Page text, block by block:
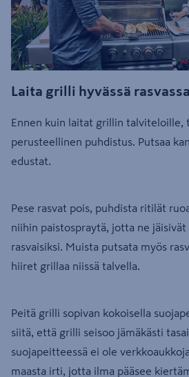
Laita grilli hyvässä
Ennen kuin laitat grillin talviteloille,
perusteellinen puhdistus. Putsaa
edustat.
Pese rasvat pois, puhdista ritilät
niihin paistospraytä, jotta ne
rasvaisiksi. Muista putsata myös
hiiret grillaa niissä talvella.
Peitä grilli sopivan kokoisella
siitä, että grilli seisoo jämäkästi
suojapeitteessä ei ole
maasta irti, jotta ilma pääsee